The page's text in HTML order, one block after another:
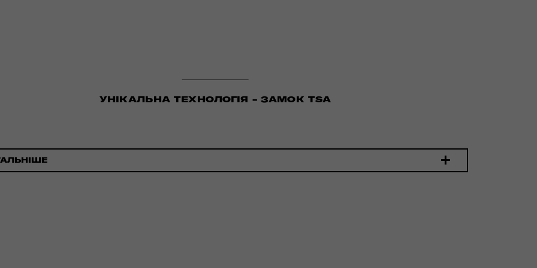
УНІКАЛЬНА ТЕХНОЛОГІЯ - ЗАМОК TSA